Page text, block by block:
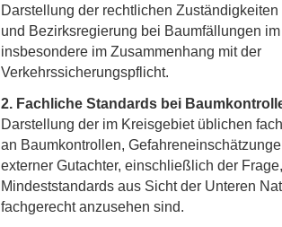
Darstellung der rechtlichen
und Bezirksregierung bei Baumfällungen
insbesondere im Zusammenhang mit der
Verkehrssicherungspflicht.
2. Fachliche Standards bei
Darstellung der im Kreisgebiet üblichen
an Baumkontrollen,
externer Gutachter, einschließlich der
Mindeststandards aus Sicht der Unteren
fachgerecht anzusehen sind.